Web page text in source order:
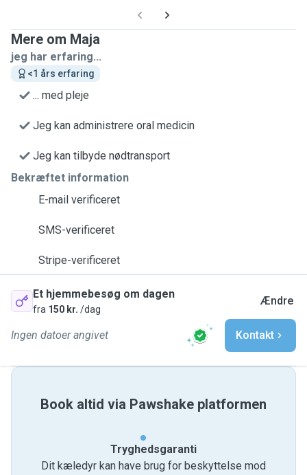
Mere om Maja
jeg har erfaring...
<1 års erfaring
... med pleje
Jeg kan administrere oral medicin
Jeg kan tilbyde nødtransport
Bekræftet information
E-mail verificeret
SMS-verificeret
Stripe-verificeret
Et hjemmebesøg om dagen
fra 150 kr. /dag
Ændre
Ingen datoer angivet Kontakt
Book altid via Pawshake platformen
Tryghedsgaranti
Dit kæledyr kan have brug for beskyttelse mod